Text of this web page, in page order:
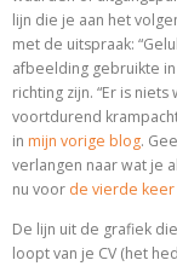
lijn die je aan het
met de uitspraak:
afbeelding gebruikte in
richting zijn. “Er is
voortdurend
in mijn vorige blog.
verlangen naar wat je
nu voor de vierde keer
De lijn uit de grafiek
loopt van je CV (het